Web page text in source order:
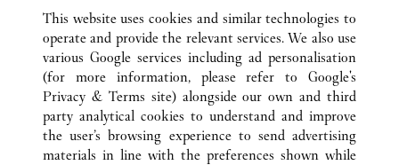
كافة مواقع كارتييه الصين ZHEJIANG
NINGBO
NO.189, HAIYAN NORTH ROAD
This website uses cookies and similar technologies to
operate and provide the relevant services. We also use
various Google services including ad personalisation
(for more information, please refer to Google's
Privacy & Terms site) alongside our own and third
party analytical cookies to understand and improve
the user’s browsing experience to send advertising
materials in line with the preferences shown while